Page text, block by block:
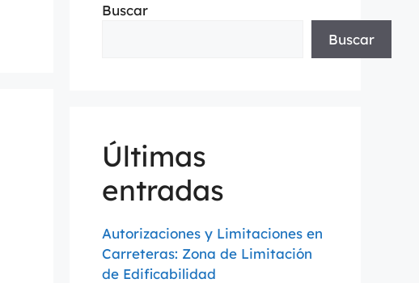
Buscar
Buscar
Últimas
entradas
Autorizaciones y Limitaciones en
Carreteras: Zona de Limitación
de Edificabilidad